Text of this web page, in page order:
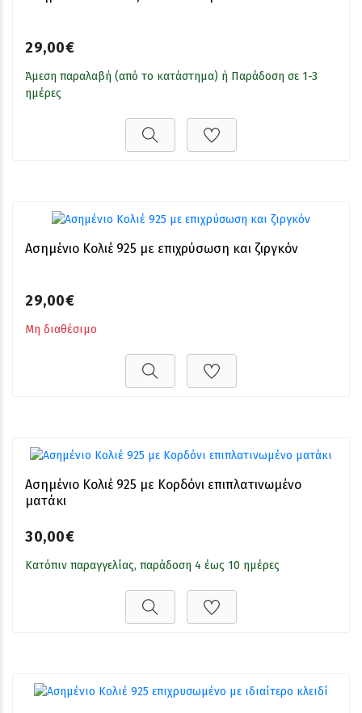
29,00€
Άμεση παραλαβή (από το κατάστημα) ή Παράδοση σε 1-3
ημέρες
Ασημένιο Κολιέ 925 με επιχρύσωση και ζιργκόν
29,00€
Μη διαθέσιμο
Ασημένιο Κολιέ 925 με Κορδόνι επιπλατινωμένο
ματάκι
30,00€
Κατόπιν παραγγελίας, παράδοση 4 έως 10 ημέρες